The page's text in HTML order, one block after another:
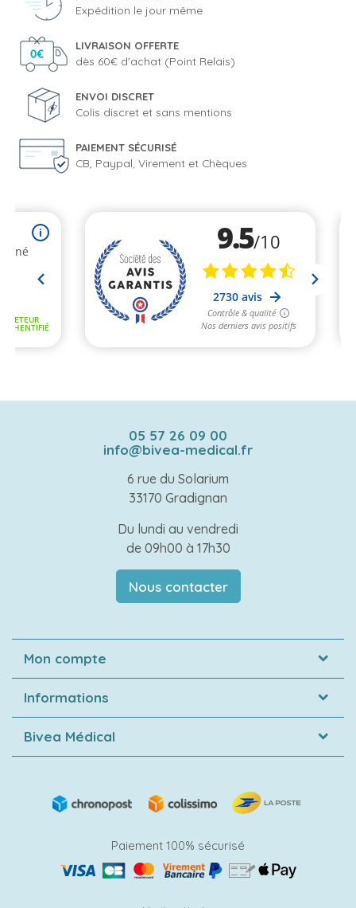
Expédition le jour même
LIVRAISON OFFERTE
dès 60€ d'achat (Point Relais)
ENVOI DISCRET
Colis discret et sans mentions
PAIEMENT SÉCURISÉ
CB, Paypal, Virement et Chèques
05 57 26 09 00
info@bivea-medical.fr
6 rue du Solarium
33170 Gradignan
Du lundi au vendredi
de 09h00 à 17h30
Nous contacter
Mon compte
Informations
Bivea Médical
Paiement 100% sécurisé